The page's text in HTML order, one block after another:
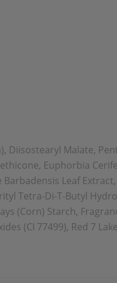
Diisostearyl Malate,
Euphorbia
Leaf
Tetra-Di-T-Butyl
(Corn) Starch,
(CI 77499), Red 7